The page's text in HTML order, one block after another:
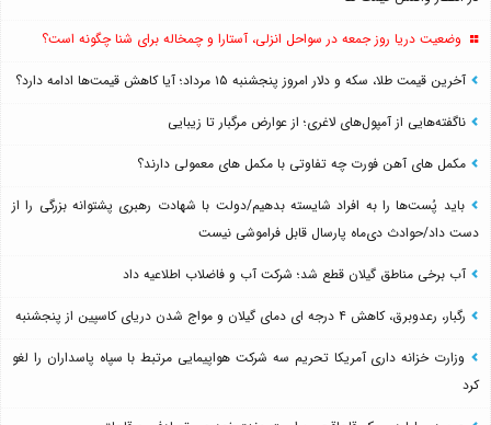
وضعیت دریا روز جمعه در سواحل انزلی، آستارا و چمخاله برای شنا چگونه است؟
آخرین قیمت طلا، سکه و دلار امروز پنجشنبه ۱۵ مرداد؛ آیا کاهش قیمت‌ها ادامه دارد؟
ناگفته‌هایی از آمپول‌های لاغری؛ از عوارض مرگبار تا زیبایی
مکمل های آهن فورت چه تفاوتی با مکمل های معمولی دارند؟
باید پُست‌ها را به افراد شایسته بدهیم/دولت با شهادت رهبری پشتوانه بزرگی را از
دست داد/حوادث دی‌ماه پارسال قابل فراموشی نیست
آب برخی مناطق گیلان قطع شد؛ شرکت آب و فاضلاب اطلاعیه داد
رگبار، رعدوبرق، کاهش ۴ درجه ای دمای گیلان و مواج شدن دریای کاسپین از پنجشنبه
وزارت خزانه داری آمریکا تحریم سه شرکت هواپیمایی مرتبط با سپاه پاسداران را لغو
کرد